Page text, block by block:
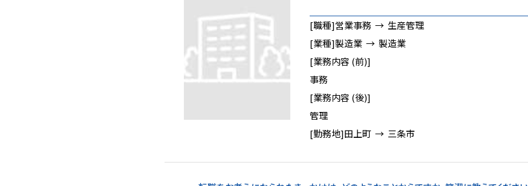
[職種]営業事務 → 生産管理
[業種]製造業 → 製造業
[業務内容 (前)]
事務
[業務内容 (後)]
管理
[勤務地]田上町 → 三条市